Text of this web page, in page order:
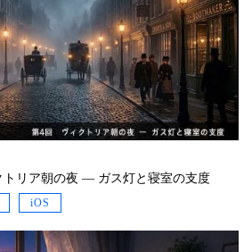
トリア朝の夜 ― ガス灯と寝室の支度
iOS